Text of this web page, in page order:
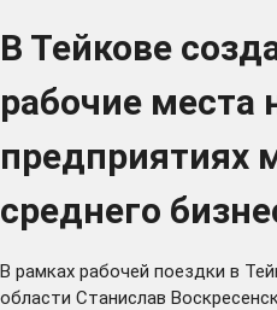
В Тейкове
рабочие места
предприятиях
среднего
В рамках рабочей поездки в
области Станислав